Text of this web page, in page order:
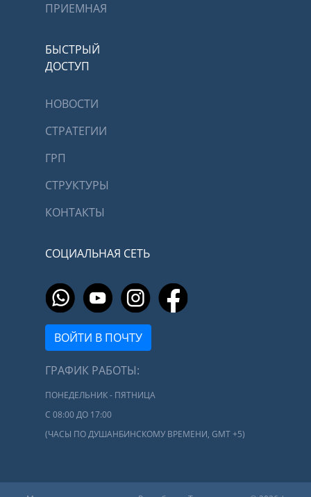
ПРИЕМНАЯ
БЫСТРЫЙ
ДОСТУП
НОВОСТИ
СТРАТЕГИИ
ГРП
СТРУКТУРЫ
КОНТАКТЫ
СОЦИАЛЬНАЯ СЕТЬ
ВОЙТИ В ПОЧТУ
ГРАФИК РАБОТЫ:
ПОНЕДЕЛЬНИК - ПЯТНИЦА
С 08:00 ДО 17:00
(ЧАСЫ ПО ДУШАНБИНСКОМУ ВРЕМЕНИ, GMT +5)